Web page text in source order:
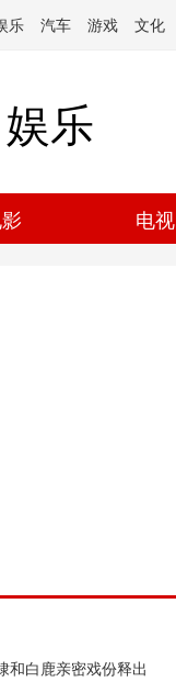
乐 汽车 游戏 文化
娱乐
电视
和白鹿亲密戏份释出